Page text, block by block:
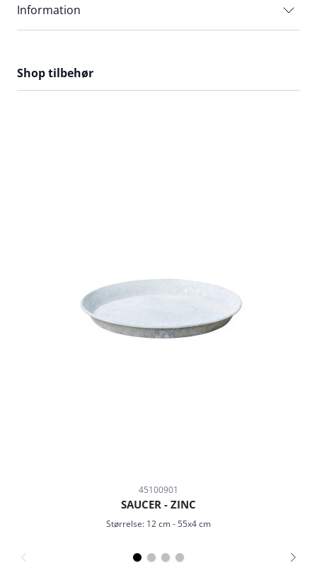
Information
Shop tilbehør
45100901
SAUCER - ZINC
Størrelse: 12 cm-55x4 cm